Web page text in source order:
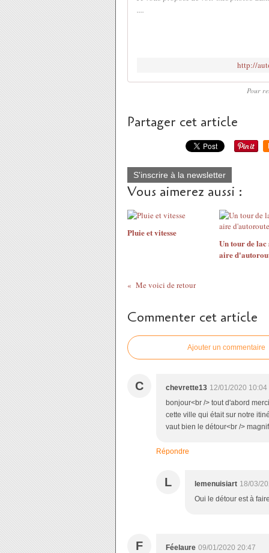
....
http://
Pour
Partager cet article
S'inscrire à la newsletter
Vous aimerez aussi :
Pluie et vitesse
Un tour de lac
aire
Me voici de retour
Commenter cet article
Ajouter un commentaire
C chevrette13 12/01/2020 10:04
bonjour<br /> tout d'abord
cette ville qui était sur notre
vaut bien le détour<br />
Répondre
L lemenuisiart 18/03/
Oui le détour est à
F Féelaure 09/01/2020 20:47